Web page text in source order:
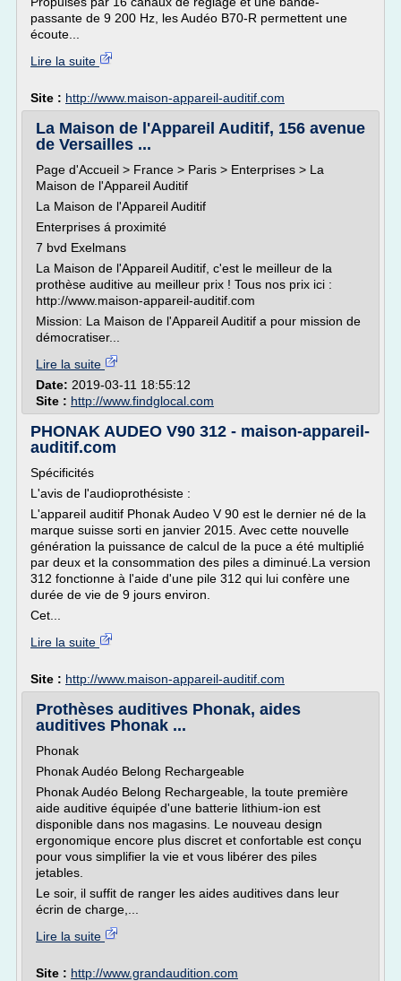
passante de 9 200 Hz, les Audéo B70-R permettent une
écoute...
Lire la suite
Site : http://www.maison-appareil-auditif.com
La Maison de l'Appareil Auditif, 156 avenue
de Versailles ...
Page d'Accueil > France > Paris > Enterprises > La
Maison de l'Appareil Auditif
La Maison de l'Appareil Auditif
Enterprises á proximité
7 bvd Exelmans
La Maison de l'Appareil Auditif, c'est le meilleur de la
prothèse auditive au meilleur prix ! Tous nos prix ici :
http://www.maison-appareil-auditif.com
Mission: La Maison de l'Appareil Auditif a pour mission de
démocratiser...
Lire la suite
Date: 2019-03-11 18:55:12
Site : http://www.findglocal.com
PHONAK AUDEO V90 312 - maison-appareil-
auditif.com
Spécificités
L'avis de l'audioprothésiste :
L'appareil auditif Phonak Audeo V 90 est le dernier né de la
marque suisse sorti en janvier 2015. Avec cette nouvelle
génération la puissance de calcul de la puce a été multiplié
par deux et la consommation des piles a diminué.La version
312 fonctionne à l'aide d'une pile 312 qui lui confère une
durée de vie de 9 jours environ.
Cet...
Lire la suite
Site : http://www.maison-appareil-auditif.com
Prothèses auditives Phonak, aides
auditives Phonak ...
Phonak
Phonak Audéo Belong Rechargeable
Phonak Audéo Belong Rechargeable, la toute première
aide auditive équipée d'une batterie lithium-ion est
disponible dans nos magasins. Le nouveau design
ergonomique encore plus discret et confortable est conçu
pour vous simplifier la vie et vous libérer des piles
jetables.
Le soir, il suffit de ranger les aides auditives dans leur
écrin de charge,...
Lire la suite
Site : http://www.grandaudition.com